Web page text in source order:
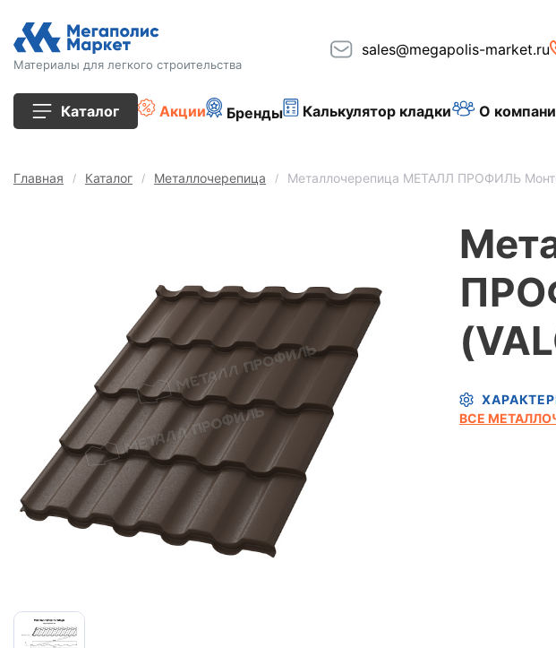
Материалы для легкого строительства
sales@megapolis-market.ru
Каталог
Плиты перекрытия
Сопутствующие товары
Тротуарная плитка
Сайдинг
Металлочерепица
Мягкая кровля
Акции Бренды Калькулятор кладки О
Главная Каталог Металлочерепица Металлочерепица МЕТАЛЛ ПРОФИЛЬ
ВСЕ